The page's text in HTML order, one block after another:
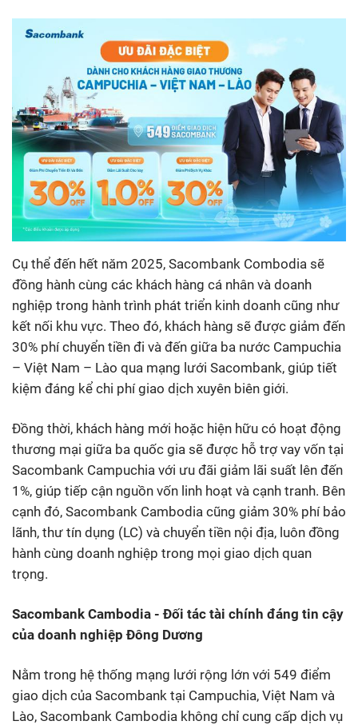
Cụ thể đến hết năm 2025, Sacombank Combodia sẽ
đồng hành cùng các khách hàng cá nhân và doanh
nghiệp trong hành trình phát triển kinh doanh cũng như
kết nối khu vực. Theo đó, khách hàng sẽ được giảm đến
30% phí chuyển tiền đi và đến giữa ba nước Campuchia
– Việt Nam – Lào qua mạng lưới Sacombank, giúp tiết
kiệm đáng kể chi phí giao dịch xuyên biên giới.
Đồng thời, khách hàng mới hoặc hiện hữu có hoạt động
thương mại giữa ba quốc gia sẽ được hỗ trợ vay vốn tại
Sacombank Campuchia với ưu đãi giảm lãi suất lên đến
1%, giúp tiếp cận nguồn vốn linh hoạt và cạnh tranh. Bên
cạnh đó, Sacombank Cambodia cũng giảm 30% phí bảo
lãnh, thư tín dụng (LC) và chuyển tiền nội địa, luôn đồng
hành cùng doanh nghiệp trong mọi giao dịch quan
trọng.
Sacombank Cambodia - Đối tác tài chính đáng tin cậy
của doanh nghiệp Đông Dương
Nằm trong hệ thống mạng lưới rộng lớn với 549 điểm
giao dịch của Sacombank tại Campuchia, Việt Nam và
Lào, Sacombank Cambodia không chỉ cung cấp dịch vụ